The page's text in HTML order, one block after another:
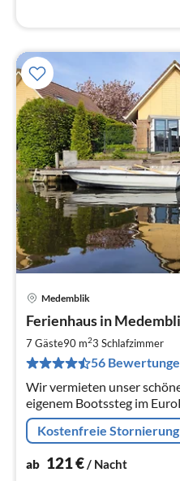
Medemblik
Ferienhaus in
7 Gäste90 m23 Schlafzimmer
56
Wir vermieten unser
eigenem Bootssteg im
Bungalowpark Zuiderzee)
Kostenfreie Stornierung
ab 121€ / Nacht